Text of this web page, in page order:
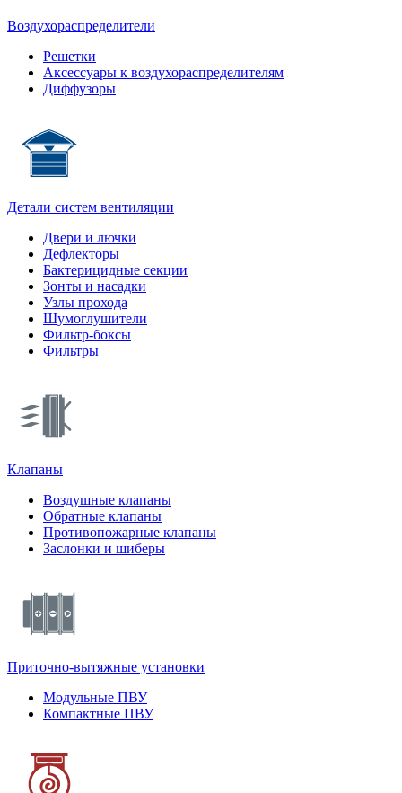
Воздухораспределители
Решетки
Аксессуары к воздухораспределителям
Диффузоры
Детали систем вентиляции
Двери и лючки
Дефлекторы
Бактерицидные секции
Зонты и насадки
Узлы прохода
Шумоглушители
Фильтр-боксы
Фильтры
Клапаны
Воздушные клапаны
Обратные клапаны
Противопожарные клапаны
Заслонки и шиберы
Приточно-вытяжные установки
Модульные ПВУ
Компактные ПВУ